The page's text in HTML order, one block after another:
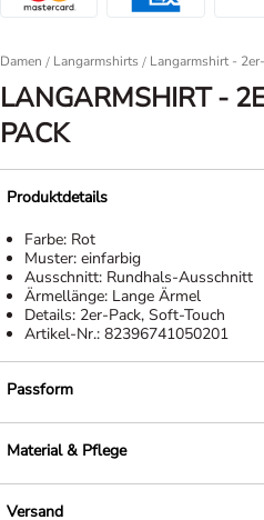
Damen / Langarmshirts Langarmshirt -
LANGARMSHIRT -
PACK
Produktdetails
Farbe: Rot
Muster: einfarbig
Ausschnitt: Rundhals-Ausschnitt
Ärmellänge: Lange Ärmel
Details: 2er-Pack, Soft-Touch
Artikel-Nr.: 82396741050201
Passform
Material & Pflege
Versand